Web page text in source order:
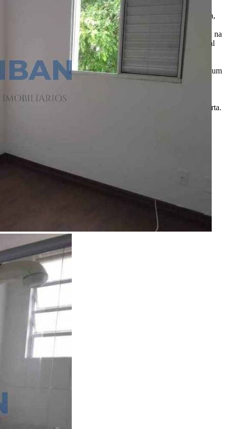
Aqui, no Portal Casa Bauru você encontra os imóveis para venda,
locação e aluguel de temporada das principais imobiliárias e
corretores em um só lugar. Precisando de um salão, chácara, casa na
praia ou sítio para eventos? Aqui você também encontra! O Portal
Casa Bauru apenas divulga as informações cadastradas pelos
usuários como um sistema de classificados. Não nos
responsabilizamos pelo conteúdo dos anúncios e não temos nenhum
envolvimento na negociação dos imóveis. SEMPRE consulte a
anunciadas. Algumas imagens podem ser meramente ilustrativas.
Itens de decoração e outros objetos podem não fazer parte da oferta.
Desenvolvido com